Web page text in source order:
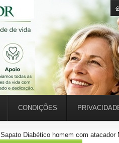
Sapato Diabético homem com atacador
CONDIÇÕES